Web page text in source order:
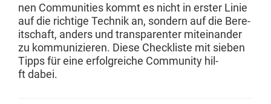
nen Com­mu­ni­ties kommt es nicht in erster Lin­ie
auf die richtige Tech­nik an, son­dern auf die Bere­
itschaft, anders und trans­par­enter miteinan­der
zu kom­mu­nizieren. Diese Check­liste mit sieben
Tipps für eine erfol­gre­iche Com­mu­ni­ty hil­
ft dabei.